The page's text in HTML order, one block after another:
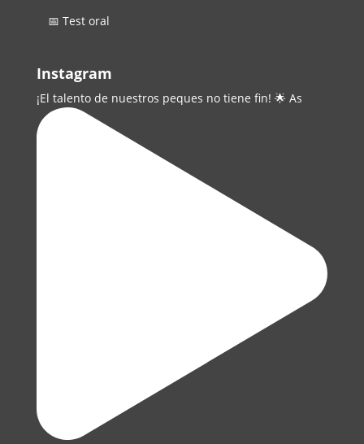
📅 Test oral
Instagram
¡El talento de nuestros peques no tiene fin! 🌟 As